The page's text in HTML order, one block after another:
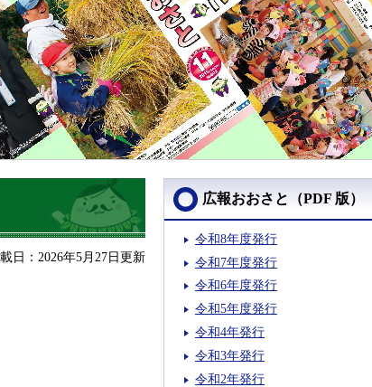
日：2026年5月27日更新
広報おおさと（PDF 版）
令和8年度発行
令和7年度発行
令和6年度発行
令和5年度発行
令和4年発行
令和3年発行
令和2年発行